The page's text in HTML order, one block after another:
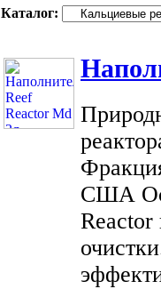
Каталог:
США
Reactor